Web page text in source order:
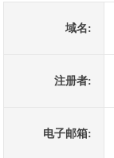
域名:
注册者:
电子邮箱: